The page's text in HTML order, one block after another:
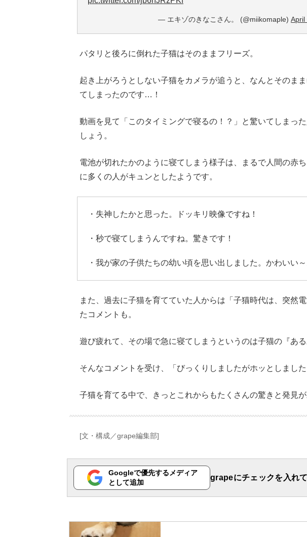
— エキゾのきなこさん。 (@miikomaple) April
パタリと後ろに倒れた子猫はそのままフリーズ。
起き上がろうとしない子猫をカメラが追うと、なんとそのま
てしまったのです…！
動画を見て「このタイミングで寝るの！？」と驚いてしまっ
しょう。
電池が切れたかのように寝てしまう様子は、まるで人間の赤
に多くの人がキュンとしたようです。
・失神したかと思った。ドッキリ映像ですね！
・秒で寝てしまうんですね。驚きです！
・我が家の子供たちの幼い頃を思い出しました。かわいい～
また、過去に子猫を育てていた人からは「子猫時代は、突然
たコメントも。
遊び疲れて、その場で急に寝てしまうというのは子猫の『あ
そんなコメントを受け、「びっくりしましたがホッとしました
子猫を育てる中で、きっとこれからもたくさんの驚きと発見が
[文・構成／grape編集部]
Googleで優先するメディア
として追加
grapeにチェックを入れ